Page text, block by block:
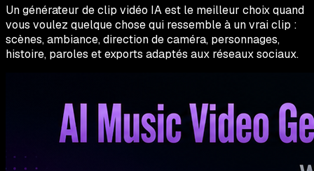
Un générateur de clip vidéo IA est le meilleur choix quand
vous voulez quelque chose qui ressemble à un vrai clip :
scènes, ambiance, direction de caméra, personnages,
histoire, paroles et exports adaptés aux réseaux sociaux.